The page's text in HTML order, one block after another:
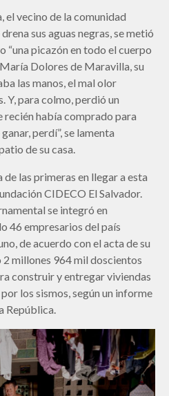
el vecino de la comunidad
sus aguas negras, se metió
“una picazón en todo el cuerpo
Dolores de Maravilla, su
las manos, el mal olor
Y, para colmo, perdió un
recién había comprado para
perdí”, se lamenta
de su casa.
las primeras en llegar a esta
CIDECO El Salvador.
se integró en
46 empresarios del país
de acuerdo con el acta de su
millones 964 mil doscientos
construir y entregar viviendas
los sismos, según un informe
República.